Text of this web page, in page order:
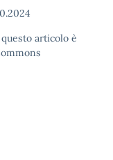
articolo è